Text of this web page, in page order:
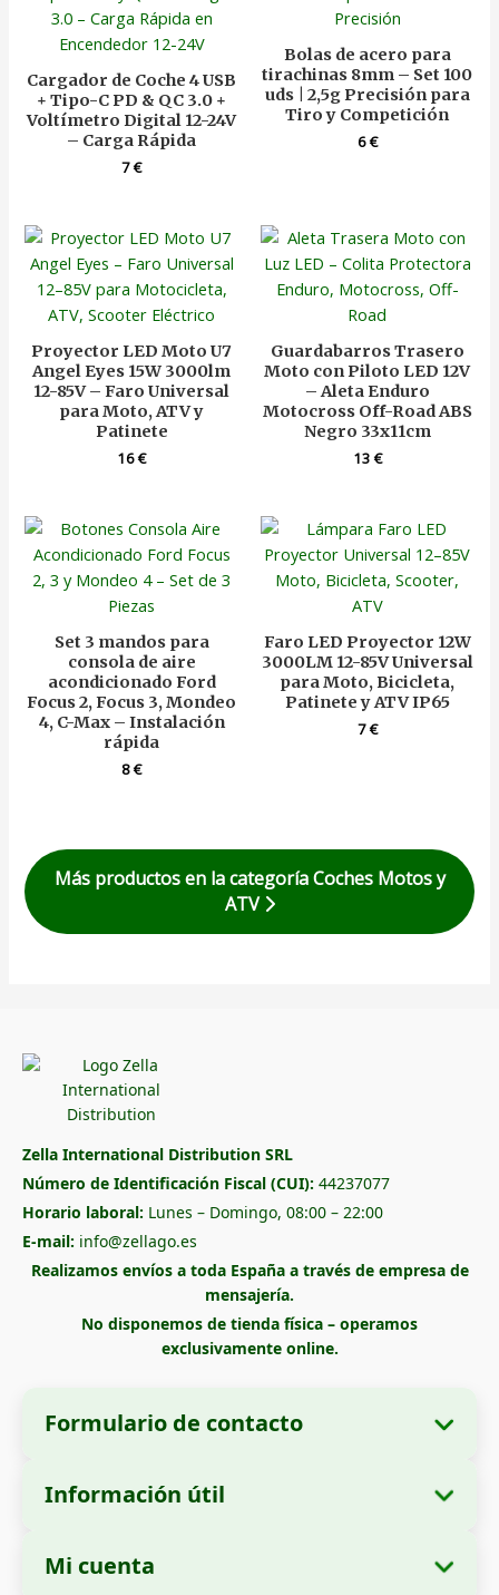
Cargador de Coche 4 USB
+ Tipo-C PD & QC 3.0 +
Voltímetro Digital 12-24V
– Carga Rápida
7€
Bolas de acero para
tirachinas 8mm – Set 100
uds | 2,5g Precisión para
Tiro y Competición
6€
Proyector LED Moto U7
Angel Eyes 15W 3000lm
12-85V – Faro Universal
para Moto, ATV y
Patinete
16€
Guardabarros Trasero
Moto con Piloto LED 12V
– Aleta Enduro
Motocross Off-Road ABS
Negro 33x11cm
13€
Set 3 mandos para
consola de aire
acondicionado Ford
Focus 2, Focus 3, Mondeo
4, C-Max – Instalación
rápida
8€
Faro LED Proyector 12W
3000LM 12-85V Universal
para Moto, Bicicleta,
Patinete y ATV IP65
7€
Más productos en la categoría Coches Motos y
ATV
Zella International Distribution SRL
Número de Identificación Fiscal (CUI): 44237077
Horario laboral: Lunes – Domingo, 08:00 – 22:00
E-mail: info@zellago.es
Realizamos envíos a toda España a través de empresa de
mensajería.
No disponemos de tienda física – operamos
exclusivamente online.
Formulario de contacto
Razón social:
SRL
Información útil
Cómo realizar un pedido
Mi cuenta